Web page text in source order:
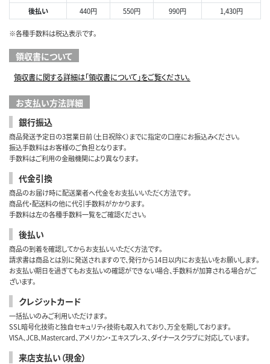
後払い
440円 550円 990円 1,430円
※各種手数料は税込表示です。
領収書について
領収書に関する詳細は「領収書について」をご覧ください。
お支払い方法詳細
銀行振込
商品発送予定日の3営業日前（土日祝除く）までに指定の口座にお振込みください。
振込手数料はお客様のご負担となります。
手数料はご利用の金融機関により異なります。
代金引換
商品のお届け時に配送業者へ代金をお支払いいただく方法です。
商品代・配送料の他に代引手数料がかかります。
手数料は左の各種手数料一覧をご確認ください。
後払い
商品の到着を確認してからお支払いいただく方法です。
請求書は商品とは別に発送されますので、発行から14日以内にお支払いをお願いします。
お支払い期日を過ぎてもお支払いの確認ができない場合、手数料が加算される場合がご
ざいます。
クレジットカード
一括払いのみご利用いただけます。
SSL暗号化技術と独自セキュリティ技術も取入れており、万全を期しております。
VISA、JCB、Mastercard、アメリカン・エキスプレス、ダイナースクラブに対応しています。
来店支払い（現金）